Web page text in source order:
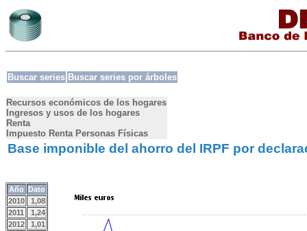
Buscar series Buscar series por árboles
Recursos económicos de los hogares
Ingresos y usos de los hogares
Renta
Impuesto Renta Personas Físicas
Base imponible del ahorro del IRPF por
Año Dato
2010
1,08
2011
1,24
2012
1,01